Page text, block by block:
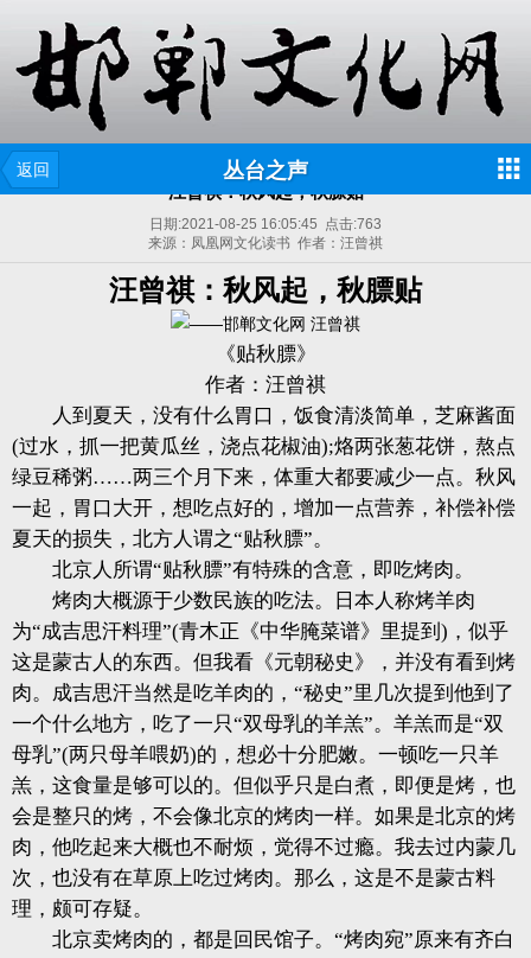
返回 丛台之声
汪曾祺：秋风起，秋膘贴
日期:2021-08-25 16:05:45 点击:763
来源：凤凰网文化读书 作者：汪曾祺
汪曾祺：秋风起，秋膘贴
《贴秋膘》
作者：汪曾祺
人到夏天，没有什么胃口，饭食清淡简单，芝麻酱面
(过水，抓一把黄瓜丝，浇点花椒油);烙两张葱花饼，熬点
绿豆稀粥……两三个月下来，体重大都要减少一点。秋风
一起，胃口大开，想吃点好的，增加一点营养，补偿补偿
夏天的损失，北方人谓之“贴秋膘”。
北京人所谓“贴秋膘”有特殊的含意，即吃烤肉。
烤肉大概源于少数民族的吃法。日本人称烤羊肉
为“成吉思汗料理”(青木正《中华腌菜谱》里提到)，似乎
这是蒙古人的东西。但我看《元朝秘史》，并没有看到烤
肉。成吉思汗当然是吃羊肉的，“秘史”里几次提到他到了
一个什么地方，吃了一只“双母乳的羊羔”。羊羔而是“双
母乳”(两只母羊喂奶)的，想必十分肥嫩。一顿吃一只羊
羔，这食量是够可以的。但似乎只是白煮，即便是烤，也
会是整只的烤，不会像北京的烤肉一样。如果是北京的烤
肉，他吃起来大概也不耐烦，觉得不过瘾。我去过内蒙几
次，也没有在草原上吃过烤肉。那么，这是不是蒙古料
理，颇可存疑。
北京卖烤肉的，都是回民馆子。“烤肉宛”原来有齐白